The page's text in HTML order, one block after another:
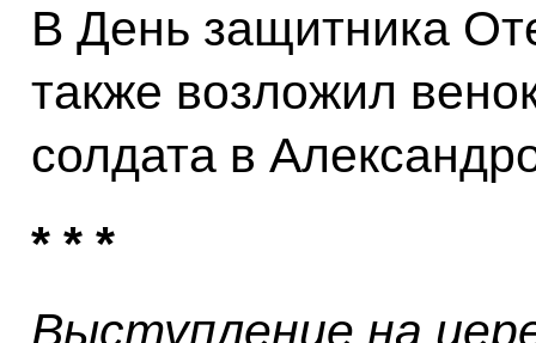
В День защитника
также возложил
солдата в
* * *
Выступление на